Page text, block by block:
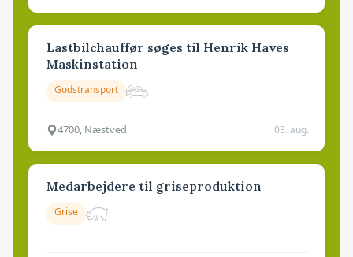
Lastbilchauffør søges til Henrik Haves
Maskinstation
Godstransport
4700, Næstved 03. aug.
Medarbejdere til griseproduktion
Grise